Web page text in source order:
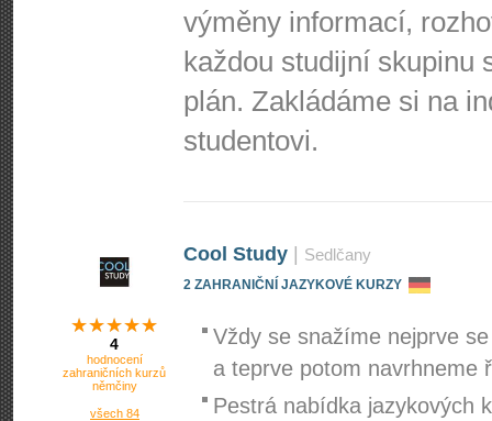
výměny informací,
každou studijní skupinu
plán. Zakládáme si na
studentovi.
Cool Study Sedlčany
2 ZAHRANIČNÍ JAZYKOVÉ KURZY
4
hodnocení
zahraničních kurzů
němčiny
všech 84
Vždy se snažíme nejprve
a teprve potom navrhneme
Pestrá nabídka jazykových